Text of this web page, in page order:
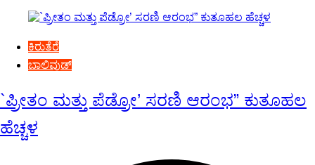
ಕಿರುತೆರೆ
ಬಾಲಿವುಡ್
`ಪ್ರೀತಂ ಮತ್ತು ಪೆಡ್ರೋ’ ಸರಣಿ ಆರಂಭ” ಕುತೂಹಲ
ಹೆಚ್ಚಳ